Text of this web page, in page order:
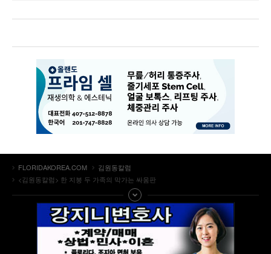
FLORIDAKOREA.COM
김원동칼럼
<김원동칼럼> 한 지붕 두 가족의 막가는 싸움판